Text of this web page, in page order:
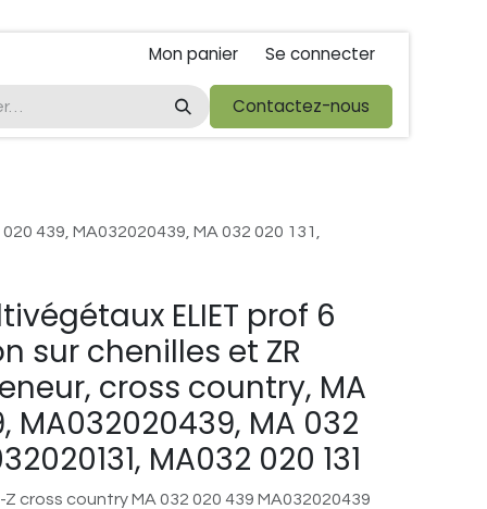
Mon panier Se connecter
foire de libramont Droit de rétractations
Contactez-nous
439, MA032020439, MA 032 020 131,
ELIET prof 6
sur chenilles et ZR
cross country, MA
MA032020439, MA 032
MA032 020 131
Z cross country MA 032 020 439 MA032020439